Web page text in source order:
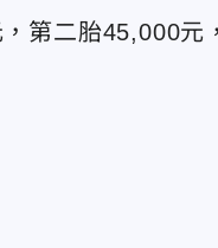
第二胎45,000